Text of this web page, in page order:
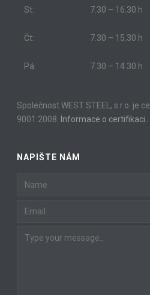
St: 7.30 – 16.30 h
Čt: 7.30 – 15.30 h
Pá: 7.30 – 14.30 h
Společnost WEST STEEL, s.r.o. je
9001:2008.
Informace o certifikaci…
NAPIŠTE NÁM